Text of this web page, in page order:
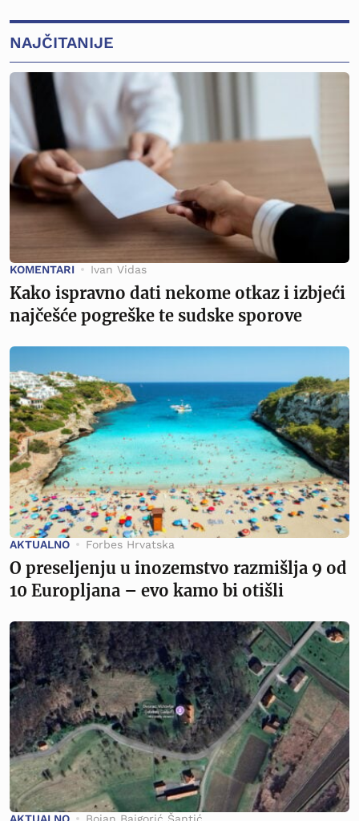
NAJČITANIJE
KOMENTARI Ivan Vidas
Kako ispravno dati nekome otkaz i izbjeći
najčešće pogreške te sudske sporove
AKTUALNO Forbes Hrvatska
O preseljenju u inozemstvo razmišlja 9 od
10 Europljana – evo kamo bi otišli